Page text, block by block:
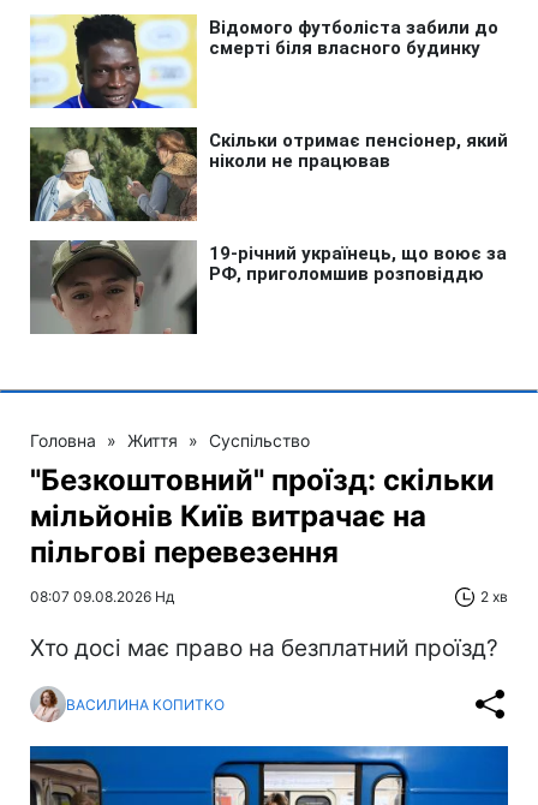
Головна » Життя » Суспільство
"Безкоштовний" проїзд: скільки
мільйонів Київ витрачає на
пільгові перевезення
08:07 09.08.2026 Нд 2 хв
Хто досі має право на безплатний проїзд?
ВАСИЛИНА КОПИТКО